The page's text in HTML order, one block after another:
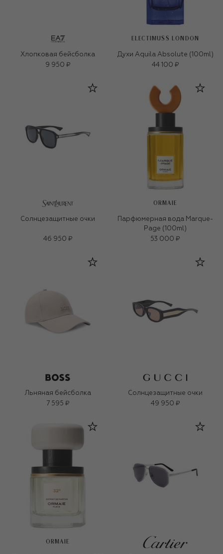
Хлопковая бейсболка
9 950 ₽
ELECTIMUSS LONDON
Духи Aquila Absolute (100ml)
44 100 ₽
Солнцезащитные очки
46 950 ₽
ORMAIE
Парфюмерная вода Marque-
Page (100ml)
53 000 ₽
Льняная бейсболка
7 595 ₽
Солнцезащитные очки
49 950 ₽
ORMAIE